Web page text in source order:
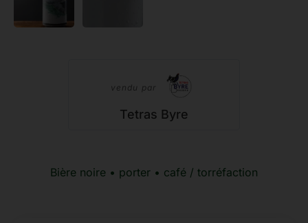
vendu par
Tetras Byre
Bière noire • porter • café / torréfaction